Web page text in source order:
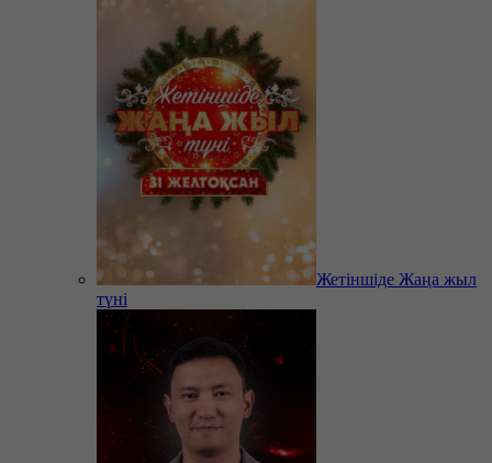
Жетіншіде Жаңа жыл
түні